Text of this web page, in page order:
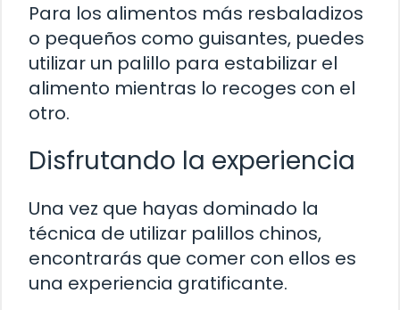
Para los alimentos más resbaladizos
o pequeños como guisantes, puedes
utilizar un palillo para estabilizar el
alimento mientras lo recoges con el
otro.
Disfrutando la experiencia
Una vez que hayas dominado la
técnica de utilizar palillos chinos,
encontrarás que comer con ellos es
una experiencia gratificante.